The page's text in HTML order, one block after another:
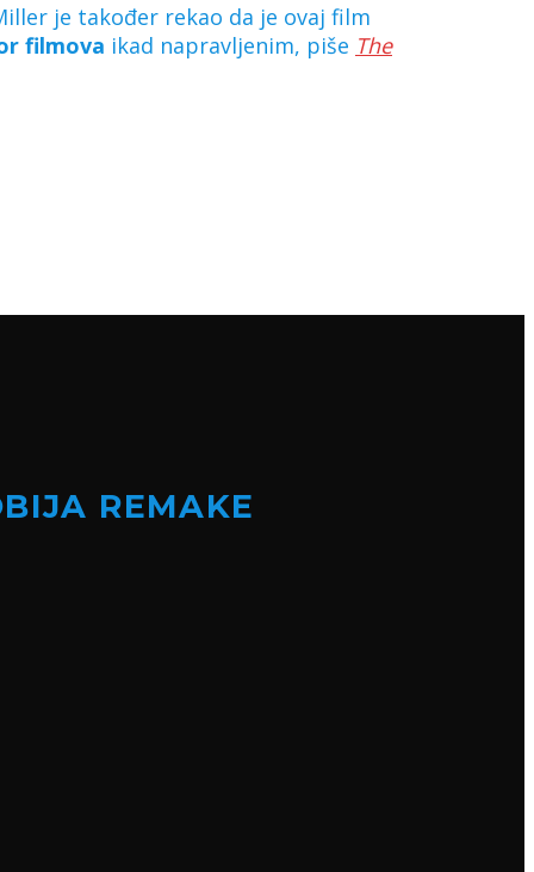
je također rekao da je ovaj film
filmova ikad napravljenim, piše The
REMAKE